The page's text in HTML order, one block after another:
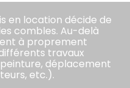
en location décide de
combles. Au-delà
à proprement
travaux
déplacement
etc.).